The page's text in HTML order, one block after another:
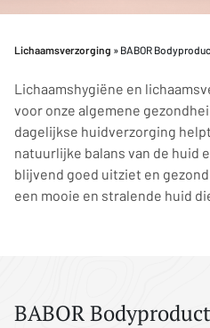
Lichaamsverzorging » BABOR
Lichaamshygiëne en
voor onze algemene
dagelijkse huidverzorging
natuurlijke balans van de huid
blijvend goed uitziet en
een mooie en stralende huid
BABOR